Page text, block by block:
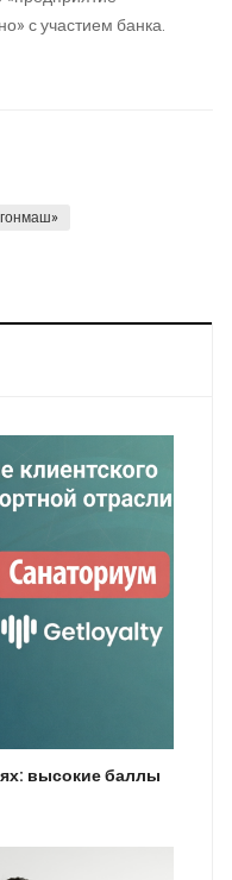
с участием банка.
высокие баллы